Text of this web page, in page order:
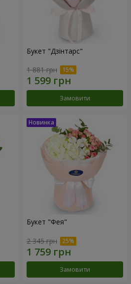
Букет "Дзінтарс"
1 881 грн
Замовити
Букет "Фея"
2 345 грн
Замовити